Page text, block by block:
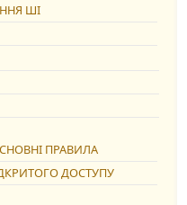
ШІ
ПРАВИЛА
ДОСТУПУ